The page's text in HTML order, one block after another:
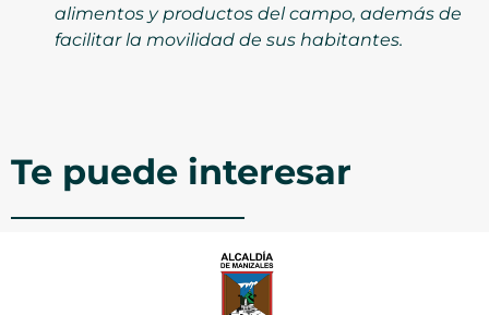
alimentos y productos del campo, además de
facilitar la movilidad de sus habitantes.
Te puede interesar